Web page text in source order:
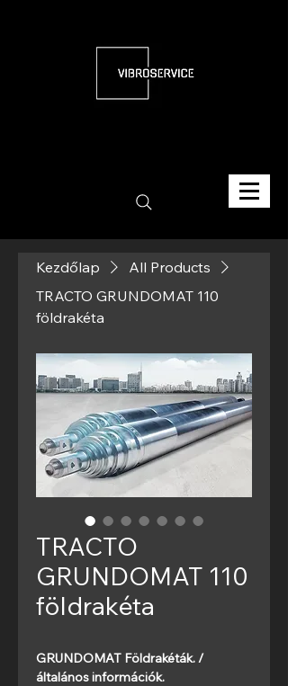
Kezdőlap
All Products
TRACTO GRUNDOMAT 110
földrakéta
TRACTO
GRUNDOMAT 110
földrakéta
GRUNDOMAT Földrakéták. /
általános információk.